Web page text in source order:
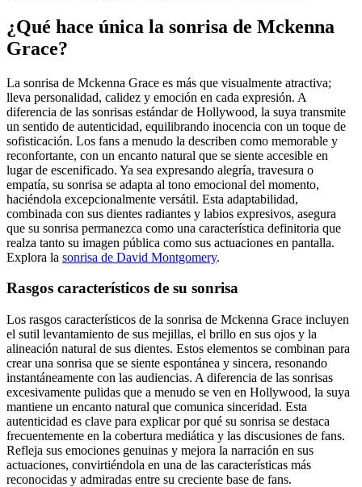
¿Qué hace única la sonrisa de Mckenna
Grace?
La sonrisa de Mckenna Grace es más que visualmente atractiva;
lleva personalidad, calidez y emoción en cada expresión. A
diferencia de las sonrisas estándar de Hollywood, la suya transmite
un sentido de autenticidad, equilibrando inocencia con un toque de
sofisticación. Los fans a menudo la describen como memorable y
reconfortante, con un encanto natural que se siente accesible en
lugar de escenificado. Ya sea expresando alegría, travesura o
empatía, su sonrisa se adapta al tono emocional del momento,
haciéndola excepcionalmente versátil. Esta adaptabilidad,
combinada con sus dientes radiantes y labios expresivos, asegura
que su sonrisa permanezca como una característica definitoria que
realza tanto su imagen pública como sus actuaciones en pantalla.
Explora la sonrisa de David Montgomery.
Rasgos característicos de su sonrisa
Los rasgos característicos de la sonrisa de Mckenna Grace incluyen
el sutil levantamiento de sus mejillas, el brillo en sus ojos y la
alineación natural de sus dientes. Estos elementos se combinan para
crear una sonrisa que se siente espontánea y sincera, resonando
instantáneamente con las audiencias. A diferencia de las sonrisas
excesivamente pulidas que a menudo se ven en Hollywood, la suya
mantiene un encanto natural que comunica sinceridad. Esta
autenticidad es clave para explicar por qué su sonrisa se destaca
frecuentemente en la cobertura mediática y las discusiones de fans.
Refleja sus emociones genuinas y mejora la narración en sus
actuaciones, convirtiéndola en una de las características más
reconocidas y admiradas entre su creciente base de fans.